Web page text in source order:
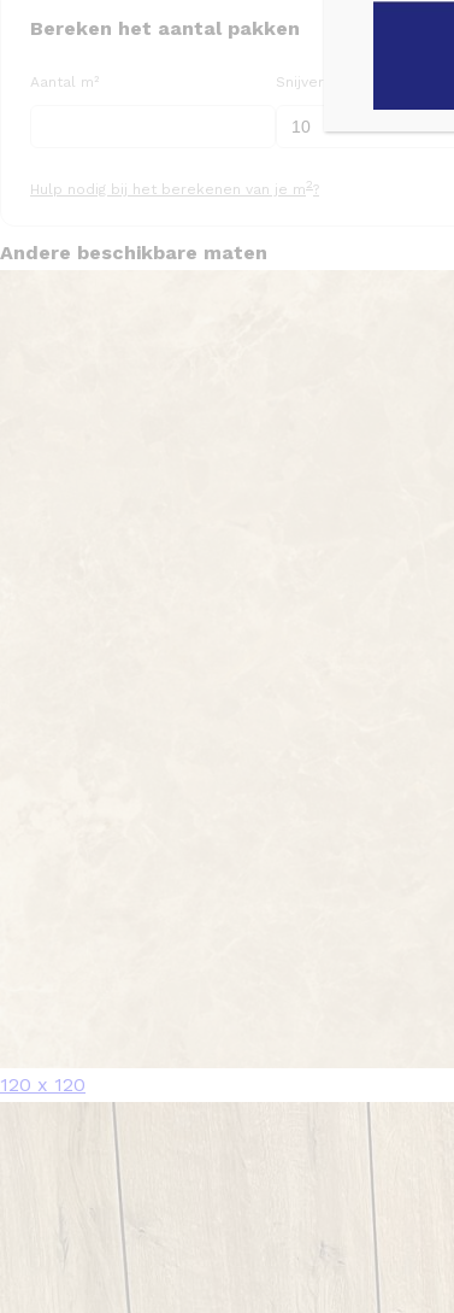
Bereken het aantal pakken
Aantal m² Snijverlies (%)
Hulp nodig bij het berekenen van je m2?
Andere beschikbare maten
120 x 120